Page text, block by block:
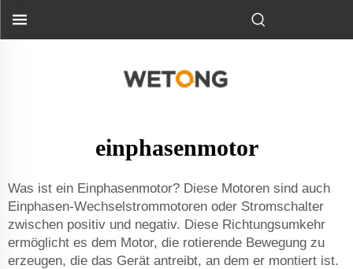
einphasenmotor
Was ist ein Einphasenmotor? Diese Motoren sind auch
Einphasen-Wechselstrommotoren oder Stromschalter
zwischen positiv und negativ. Diese Richtungsumkehr
ermöglicht es dem Motor, die rotierende Bewegung zu
erzeugen, die das Gerät antreibt, an dem er montiert ist.